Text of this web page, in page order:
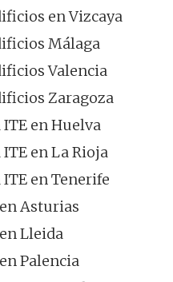
en Vizcaya
Málaga
Valencia
Zaragoza
en Huelva
en La Rioja
en Tenerife
Asturias
Lleida
Palencia